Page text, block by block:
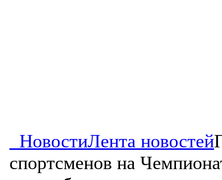
НовостиЛента новостей
спортсменов на